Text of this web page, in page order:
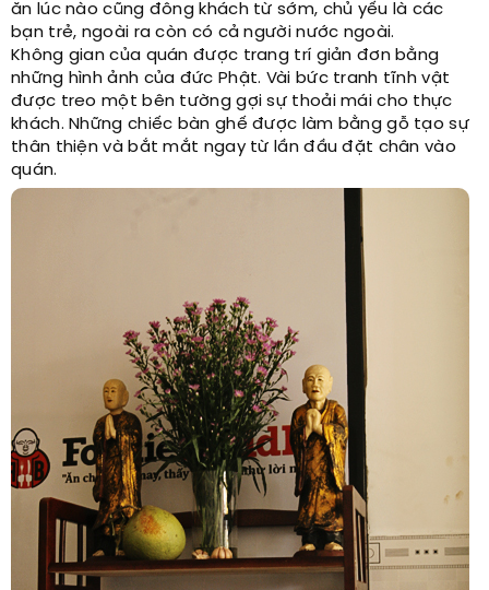
ăn lúc nào cũng đông khách từ sớm, chủ yếu là các
bạn trẻ, ngoài ra còn có cả người nước ngoài.
Không gian của quán được trang trí giản đơn bằng
những hình ảnh của đức Phật. Vài bức tranh tĩnh vật
được treo một bên tường gợi sự thoải mái cho thực
khách. Những chiếc bàn ghế được làm bằng gỗ tạo sự
thân thiện và bắt mắt ngay từ lần đầu đặt chân vào
quán.